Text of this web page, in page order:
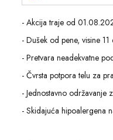
- Akcija traje od
- Dušek od pene, visine 11
- Pretvara neadekvatne
- Čvrsta potpora telu za
- Jednostavno održavanje
- Skidajuća hipoalergena